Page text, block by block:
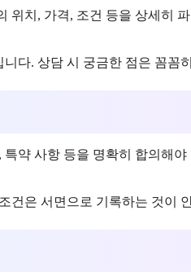
위치, 가격, 조건 등을 상세히
다. 상담 시 궁금한 점은 꼼꼼
약 사항 등을 명확히 합의해
건은 서면으로 기록하는 것이